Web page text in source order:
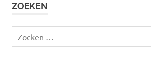
ZOEKEN